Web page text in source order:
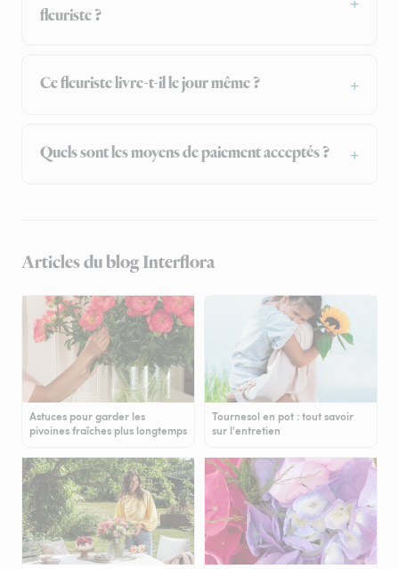
fleuriste ?
Ce fleuriste livre-t-il le jour même ?
Quels sont les moyens de paiement acceptés ?
Articles du blog Interflora
Astuces pour garder les
pivoines fraîches plus longtemps
Tournesol en pot : tout savoir
sur l'entretien